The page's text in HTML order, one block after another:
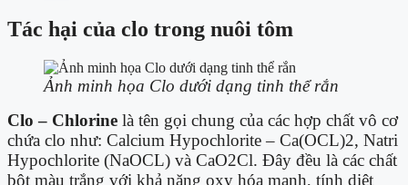
Tác hại của clo trong nuôi tôm
Ảnh minh họa Clo dưới dạng tinh thể rắn
Clo – Chlorine là tên gọi chung của các hợp chất vô cơ
chứa clo như: Calcium Hypochlorite – Ca(OCL)2, Natri
Hypochlorite (NaOCL) và CaO2Cl. Đây đều là các chất
bột màu trắng với khả năng oxy hóa mạnh, tính diệt